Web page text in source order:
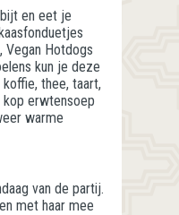
en eet je
Vegan Hotdogs
kun je deze
thee, taart,
erwtensoep
warme
van de partij.
met haar mee